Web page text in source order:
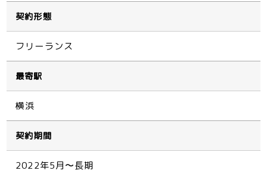
契約形態
フリーランス
最寄駅
横浜
契約期間
2022年5月〜長期